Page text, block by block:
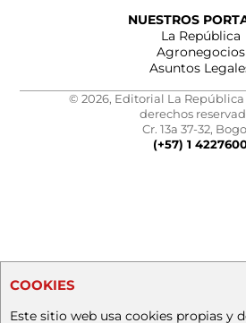
NUESTROS
La República
Agronegocios
Asuntos
© 2026, Editorial La República
derechos
Cr. 13a 37-32,
(+57) 1
COOKIES
Este sitio web usa cookies propias y